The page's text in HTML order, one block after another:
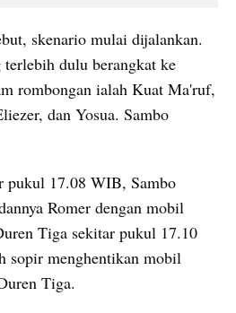
skenario mulai dijalankan.
dulu berangkat ke
rombongan ialah Kuat Ma'ruf,
dan Yosua. Sambo
pukul 17.08 WIB, Sambo
Romer dengan mobil
Tiga sekitar pukul 17.10
sopir menghentikan mobil
Tiga.